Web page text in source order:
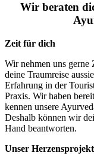
Wir beraten
Zeit für dich
Wir nehmen uns gerne
deine Traumreise
Erfahrung in der
Praxis. Wir haben
kennen unsere
Deshalb können wir
Hand beantworten.
Unser Herzensprojekt